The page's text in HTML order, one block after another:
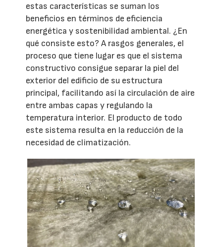
estas características se suman los
beneficios en términos de eficiencia
energética y sostenibilidad ambiental. ¿En
qué consiste esto? A rasgos generales, el
proceso que tiene lugar es que el sistema
constructivo consigue separar la piel del
exterior del edificio de su estructura
principal, facilitando así la circulación de aire
entre ambas capas y regulando la
temperatura interior. El producto de todo
este sistema resulta en la reducción de la
necesidad de climatización.